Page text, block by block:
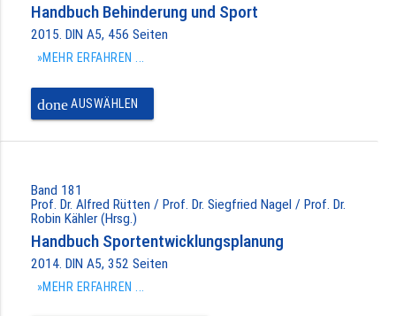
Handbuch Behinderung und Sport
2015. DIN A5, 456 Seiten
»MEHR ERFAHREN ...
doneAUSWÄHLEN
Band 181
Prof. Dr. Alfred Rütten / Prof. Dr. Siegfried Nagel / Prof. Dr.
Robin Kähler (Hrsg.)
Handbuch Sportentwicklungsplanung
2014. DIN A5, 352 Seiten
»MEHR ERFAHREN ...